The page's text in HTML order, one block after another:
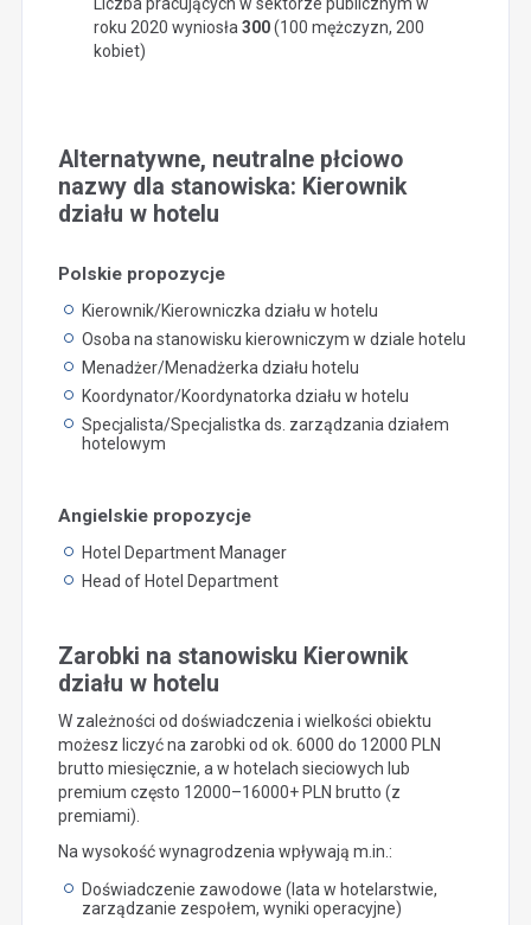
roku 2020 wyniosła 300(100 mężczyzn, 200
kobiet)
Alternatywne, neutralne płciowo
nazwy dla stanowiska: Kierownik
działu w hotelu
Polskie propozycje
Kierownik/Kierowniczka działu w hotelu
Osoba na stanowisku kierowniczym w dziale hotelu
Menadżer/Menadżerka działu hotelu
Koordynator/Koordynatorka działu w hotelu
Specjalista/Specjalistka ds. zarządzania działem
hotelowym
Angielskie propozycje
Hotel Department Manager
Head of Hotel Department
Zarobki na stanowisku Kierownik
działu w hotelu
W zależności od doświadczenia i wielkości obiektu
możesz liczyć na zarobki od ok. 6000 do 12000 PLN
brutto miesięcznie, a w hotelach sieciowych lub
premium często 12000–16000+ PLN brutto (z
premiami).
Na wysokość wynagrodzenia wpływają m.in.:
Doświadczenie zawodowe (lata w hotelarstwie,
zarządzanie zespołem, wyniki operacyjne)